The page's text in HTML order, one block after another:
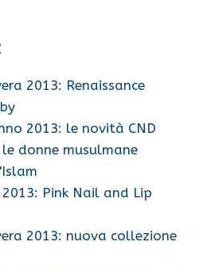
2013: Renaissance
2013: le novità CND
donne musulmane
Pink Nail and Lip
2013: nuova collezione